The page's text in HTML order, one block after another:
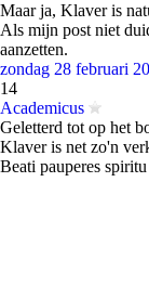
Maar ja, Klaver is
Als mijn post niet
aanzetten.
zondag 28 februari
14
Academicus
Geletterd tot op het
Klaver is net zo'n
Beati pauperes spiritu